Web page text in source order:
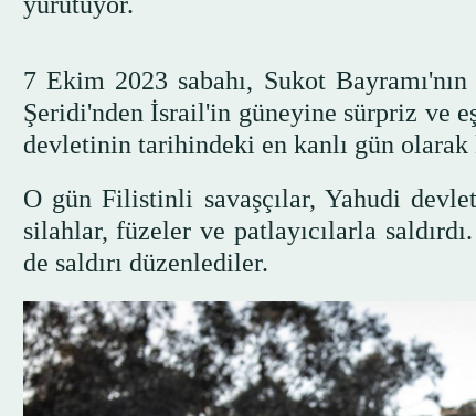
7 Ekim 2023 sabahı, Sukot
Şeridi'nden İsrail'in güneyine sürpriz ve
devletinin tarihindeki en kanlı gün olarak
O gün Filistinli savaşçılar, Yahudi
silahlar, füzeler ve patlayıcılarla
de saldırı düzenlediler.